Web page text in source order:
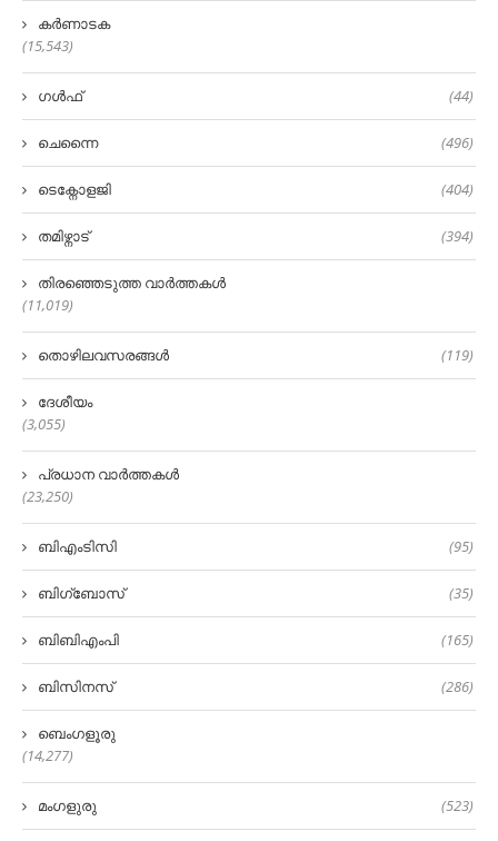
കർണാടക
(15,543)
ഗൾഫ് (44)
ചെന്നൈ (496)
ടെക്നോളജി (404)
തമിഴ്നാട് (394)
തിരഞ്ഞെടുത്ത വാർത്തകൾ
(11,019)
തൊഴിലവസരങ്ങൾ (119)
ദേശീയം
(3,055)
പ്രധാന വാർത്തകൾ
(23,250)
ബിഎംടിസി (95)
ബിഗ്‌ബോസ് (35)
ബിബിഎംപി (165)
ബിസിനസ് (286)
ബെംഗളൂരു
(14,277)
മംഗളുരു (523)